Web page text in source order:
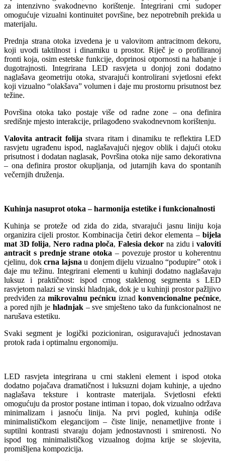
za intenzivno svakodnevno korištenje. Integrirani crni sudoper
omogućuje vizualni kontinuitet površine, bez nepotrebnih prekida u
materijalu.
Prednja strana otoka izvedena je u valovitom antracitnom dekoru,
koji uvodi taktilnost i dinamiku u prostor. Riječ je o profiliranoj
fronti koja, osim estetske funkcije, doprinosi otpornosti na habanje i
dugotrajnosti. Integrirana LED rasvjeta u donjoj zoni dodatno
naglašava geometriju otoka, stvarajući kontrolirani svjetlosni efekt
koji vizualno “olakšava” volumen i daje mu prostornu prisutnost bez
težine.
Površina otoka tako postaje više od radne zone – ona definira
središnje mjesto interakcije, prilagođeno svakodnevnom korištenju.
Valovita antracit folijastvara ritam i dinamiku te reflektira LED
rasvjetu ugrađenu ispod, naglašavajući njegov oblik i dajući otoku
prisutnost i dodatan naglasak, Površina otoka nije samo dekorativna
– ona definira prostor okupljanja, od jutarnjih kava do spontanih
večernjih druženja.
Kuhinja nasuprot otoka – harmonija estetike i funkcionalnosti
Kuhinja se proteže od zida do zida, stvarajući jasnu liniju koja
organizira cijeli prostor. Kombinacija četiri dekor elementa – bijela
mat 3D folija, Nero radna ploča, Falesia dekor na zidu ivaloviti
antracit s prednje strane otoka – povezuje prostor u koherentnu
cjelinu, dok crna lajsna u donjem dijelu vizualno “podupire” otok i
daje mu težinu. Integrirani elementi u kuhinji dodatno naglašavaju
luksuz i praktičnost: ispod crnog staklenog segmenta s LED
rasvjetom nalazi se vinski hladnjak, dok je u kuhinji prostor pažljivo
predviđen za mikrovalnu pećnicu iznad konvencionalne pećnice,
a pored njih je hladnjak– sve smješteno tako da funkcionalnost ne
narušava estetiku.
Svaki segment je logički pozicioniran, osiguravajući jednostavan
protok rada i optimalnu ergonomiju.
LED rasvjeta integrirana u crni stakleni element i ispod otoka
dodatno pojačava dramatičnost i luksuzni dojam kuhinje, a ujedno
naglašava teksture i kontraste materijala. Svjetlosni efekti
omogućuju da prostor postane intiman i topao, dok vizualno održava
minimalizam i jasnoću linija. Na prvi pogled, kuhinja odiše
minimalističkom elegancijom – čiste linije, nenametljive fronte i
suptilni kontrasti stvaraju dojam jednostavnosti i smirenosti. No
ispod tog minimalističkog vizualnog dojma krije se slojevita,
promišljena kompozicija.